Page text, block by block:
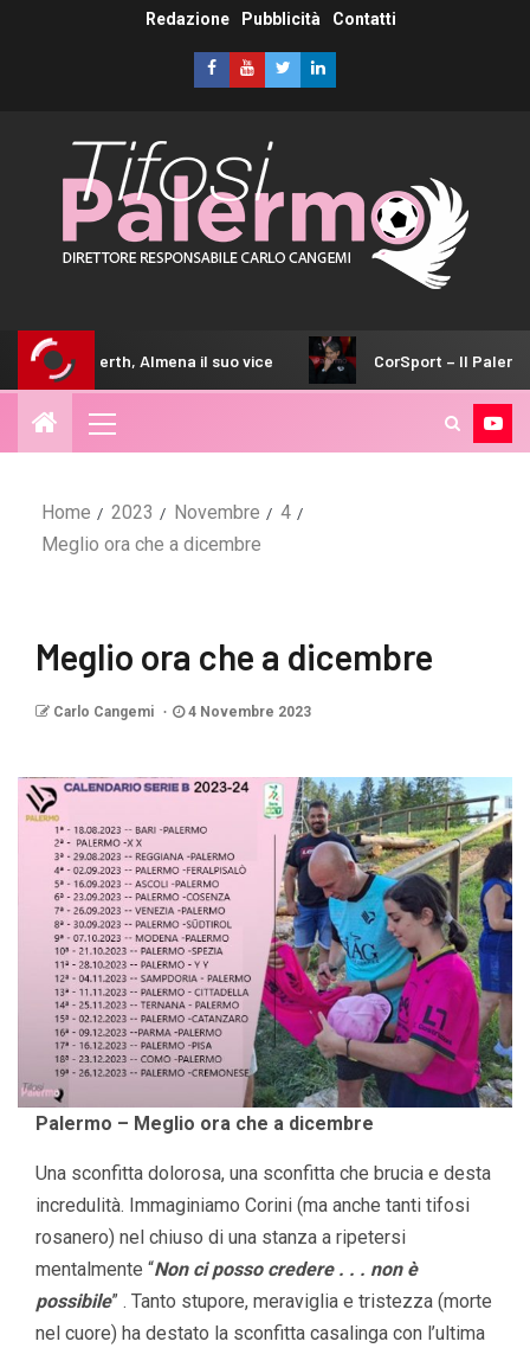
Redazione Pubblicità Contatti
Almena il suo vice CorSport – Il Palermo di Inzaghi
Home 2023 Novembre
4
Meglio ora che a dicembre
Meglio ora che a dicembre
Carlo Cangemi 4 Novembre 2023
Palermo – Meglio ora che a dicembre
Una sconfitta dolorosa, una sconfitta che brucia e desta
incredulità. Immaginiamo Corini (ma anche tanti tifosi
rosanero) nel chiuso di una stanza a ripetersi
mentalmente “Non ci posso credere . . . non è
possibile” . Tanto stupore, meraviglia e tristezza (morte
nel cuore) ha destato la sconfitta casalinga con l’ultima